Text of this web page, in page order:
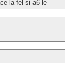
la fel si a6 le